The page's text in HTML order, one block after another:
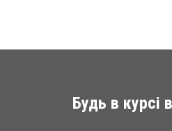
Будь в курсі